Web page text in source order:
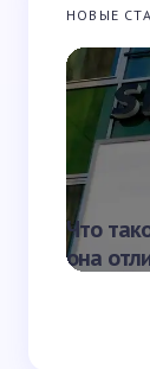
НОВЫЕ
Что
она